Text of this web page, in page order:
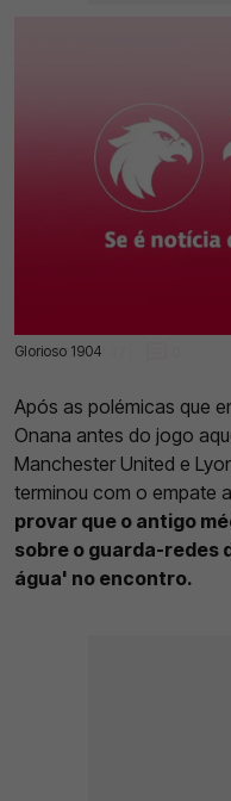
Glorioso 1904
11 Abr 2025 | 11:47 |
Após as polémicas que
Onana antes do jogo
Manchester United e
terminou com o empate
provar que o antigo
sobre o guarda-redes
água' no encontro.